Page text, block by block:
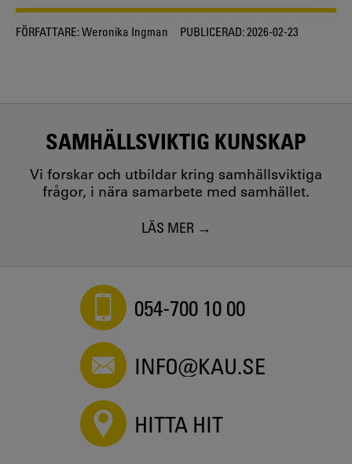
FÖRFATTARE:Weronika Ingman PUBLICERAD:2026-02-23
SAMHÄLLSVIKTIG KUNSKAP
Vi forskar och utbildar kring samhällsviktiga
frågor, i nära samarbete med samhället.
LÄS MER
054-700 10 00
INFO@KAU.SE
HITTA HIT